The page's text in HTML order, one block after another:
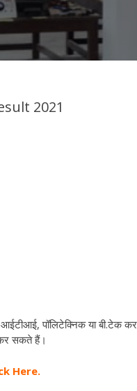
2021
आईटीआई, पॉलिटेक्निक या
सकते हैं।
Here.